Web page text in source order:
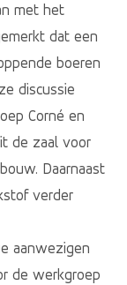
met het
dat een
boeren
discussie
Corné en
de zaal voor
Daarnaast
verder
aanwezigen
de werkgroep